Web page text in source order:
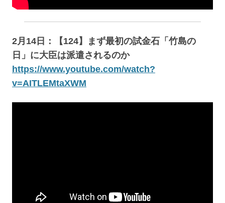
2月14日：【124】まず最初の試金石「竹島の
日」に大臣は派遣されるのか
https://www.youtube.com/watch?
v=AITLEMtaXWM